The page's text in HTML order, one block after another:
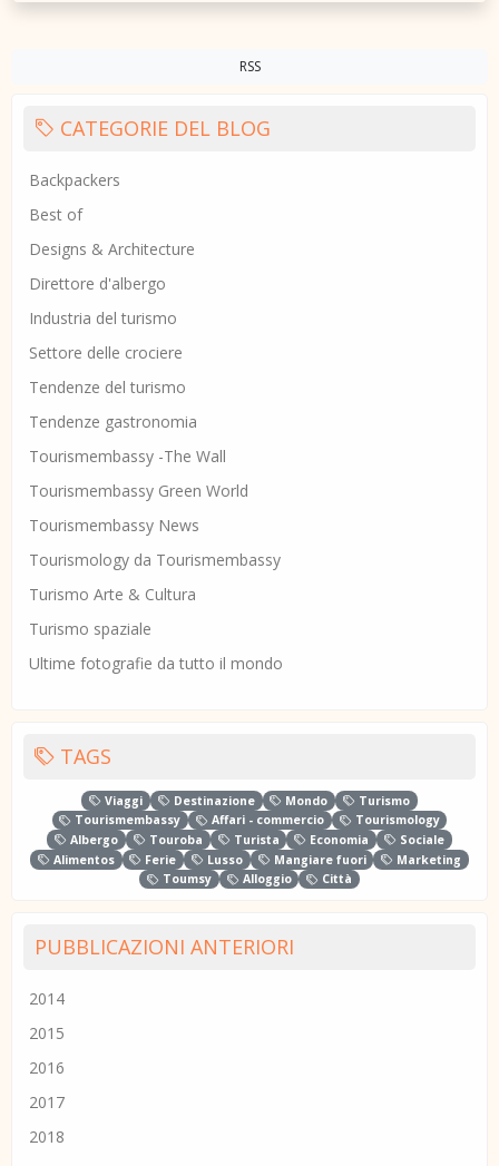
RSS
CATEGORIE DEL BLOG
Backpackers
Best of
Designs & Architecture
Direttore d'albergo
Industria del turismo
Settore delle crociere
Tendenze del turismo
Tendenze gastronomia
Tourismembassy -The Wall
Tourismembassy Green World
Tourismembassy News
Tourismology da Tourismembassy
Turismo Arte & Cultura
Turismo spaziale
Ultime fotografie da tutto il mondo
TAGS
Viaggi Destinazione Mondo
Turismo
Tourismembassy
Affari - commercio
Tourismology
Albergo
Touroba Turista Economia
Sociale
Alimentos
Ferie Lusso Mangiare fuori
Marketing
Toumsy
Alloggio Città
PUBBLICAZIONI ANTERIORI
2014
2015
2016
2017
2018